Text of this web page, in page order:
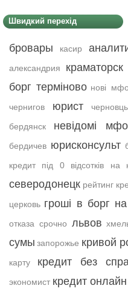
Швидкий перехід
бровары касир
александрия
краматорск
борг терміново нові
чернигов
юрист
бердянск
невідомі
бердичев юрисконсульт
кредит під 0 відсотків на
северодонецк рейтинг
церковь гроші в борг на
отказа срочно львов
сумы запорожье кривой
карту кредит без
экономист кредит